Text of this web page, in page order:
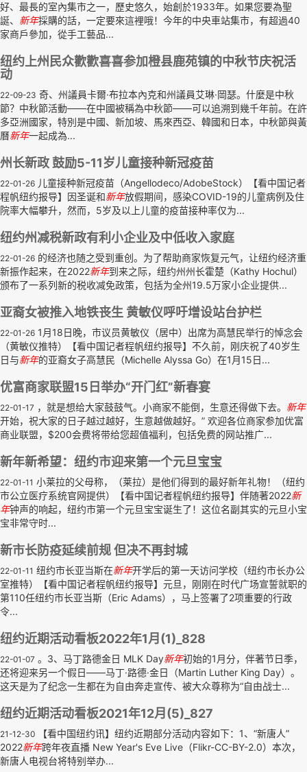
好、最長的室內集市之一，歷史悠久，始創於1933年。如果您要為聖
誕、 新年採購的話，一定要來這裡哦！今年的中央車站集市，有超過40
家商戶參加，從手工藝品...
纽约上州民众歡歡喜喜参加橙县鹿苑镇的中秋节庆祝活
动
22-09-23 奇、州議員卡爾·布拉本內克和州議員艾琳·岡瑟。什麼是中秋
節？中秋節活動——在中國被稱為中秋節——可以追溯到幾千年前。在許
多亞洲國家，特別是中國、新加坡、馬來西亞、韓國和日本，中秋節與黃
曆新年一起成為...
州长新政 鼓励5-11岁儿童接种新冠疫苗
22-01-26 儿童接种新冠疫苗（Angellodeco/AdobeStock）【看中国记者
程帆纽约报导】因圣诞和新年放假期间，感染COVID-19的儿童病例及住
院率大幅攀升，然而，5岁及以上儿童的疫苗接种率仅为...
纽约州减税新政有利小企业及中低收入家庭
22-01-26 的经济也随之受到重创。为了帮助商家恢复元气，让纽约经济重
新振作起来，在2022新年到来之际，纽约州州长霍楚（Kathy Hochul）
颁布了一系列新的税收减免政策，包括为全州19.5万家小企业提供...
亚裔女被推入地铁丧生 黄敏仪呼吁增设站台护栏
22-01-26 1月18日晚，市议员黄敏仪（居中）出席为高慧民举行的悼念会
（黄敏仪推特）【看中国记者程帆纽约报导】不久前，刚庆祝了40岁生
日与新年的亚裔女子高慧民（Michelle Alyssa Go）在1月15日...
优富商家联盟15日举办“开门红”新春宴
22-01-17 ，就是想给大家鼓鼓气。小商家不能倒，生意还得做下去。 新年
开始，祝大家的日子越过越好，生意越做越好。” 欢迎各位商家参加优富
商业联盟，$200会费将带给您超值福利，包括免费的网站推广...
新年新希望：纽约市迎来第一个元旦宝宝
22-01-11 小莱拉的父母称，（莱拉）是他们得到的最好新年礼物！（纽约
市公立医疗系统官网提供）【看中国记者程帆纽约报导】伴随著2022新
年钟声的响起，纽约市第一个元旦宝宝诞生了！这位名副其实的元旦小宝
宝非常守时...
新市长防疫延续前规 但决不再封城
22-01-11 纽约市长亚当斯在新年开学后的第一天访问学校（纽约市长办公
室推特）【看中国记者程帆纽约报导】元旦，刚刚在时代广场宣誓就职的
第110任纽约市长亚当斯（Eric Adams），马上签署了2项重要的行政
令...
纽约近期活动看板2022年1月(1)_828
22-01-07 。3、马丁路德金日 MLK Day新年初始的1月分，伴著节日季，
还将迎来另一个假日——马丁·路德·金日（Martin Luther King Day）。
这天是为了纪念一生都在为自由奔走宣传、被大众尊称为“自由战士...
纽约近期活动看板2021年12月(5)_827
21-12-30 【看中国纽约讯】纽约近期部分活动内容如下：1、“新唐人”
2022新年跨年夜直播 New Year's Eve Live（Flikr-CC-BY-2.0）本次，
新唐人电视台将特别举办...